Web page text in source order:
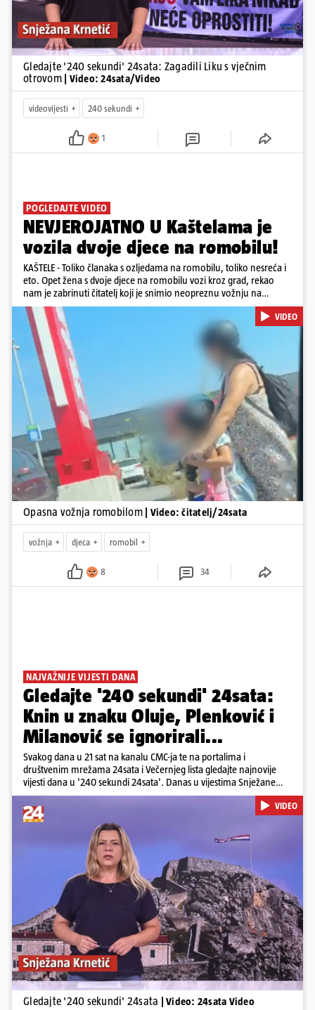
Gledajte '240 sekundi' 24sata: Zagadili Liku s vječnim
otrovom
| Video: 24sata/Video
videovijesti 240 sekundi
1
POGLEDAJTE VIDEO
NEVJEROJATNO U Kaštelama je
vozila dvoje djece na romobilu!
KAŠTELE - Toliko članaka s ozljedama na romobilu, toliko nesreća i
eto. Opet žena s dvoje djece na romobilu vozi kroz grad, rekao
nam je zabrinuti čitatelj koji je snimio neopreznu vožnju na
romobilu u četvrtak prijepodne. Podsjetimo, mjesec i pol od smrti
dječaka (14) u Metkoviću, pad s električnog romobila odnio je još
jedan mladi život. Unatoč naporima liječnika KBC-a Zagreb, u
ponedjeljak maloljetnik je podlegao ozljedama zadobivenima u
padu s romobila.
Pokretanje videa...
VIDEO
Opasna vožnja romobilom | Video: čitatelj/24sata
vožnja djeca romobil
8 34
NAJVAŽNIJE VIJESTI DANA
Gledajte '240 sekundi' 24sata:
Knin u znaku Oluje, Plenković i
Milanović se ignorirali...
Svakog dana u 21 sat na kanalu CMC-ja te na portalima i
društvenim mrežama 24sata i Večernjeg lista gledajte najnovije
vijesti dana u '240 sekundi 24sata'. Danas u vijestima Snježane
Krnetić: Hrvatska je obilježila 31. obljetnicu Oluje, a pažnju je
privuklo ignoriranje predsjednika Zorana Milanovića i premijera
Andreja Plenkovića u Kninu. Donosimo i detalje o većim
braniteljskim mirovinama, apelu obitelji Hrvata u komi u Irskoj,
upozorenjima nakon nove tragedije na električnom romobilu te
smanjenju proizvodnje u nuklearnoj elektrani Krško.
Pokretanje videa...
VIDEO
Gledajte '240 sekundi' 24sata | Video: 24sata Video